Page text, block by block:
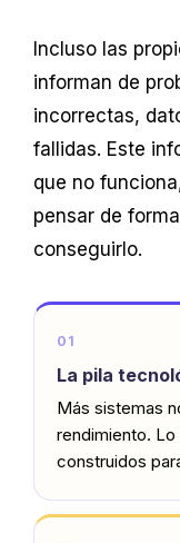
Incluso las
informan de
incorrectas,
fallidas. Este
que no
pensar de
conseguirlo.
01
La pila
Más sistemas
rendimiento.
construidos